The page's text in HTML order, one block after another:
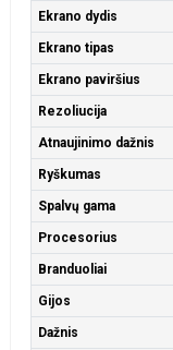
Ekrano dydis
Ekrano tipas
Ekrano paviršius
Rezoliucija
Atnaujinimo dažnis
Ryškumas
Spalvų gama
Procesorius
Branduoliai
Gijos
Dažnis